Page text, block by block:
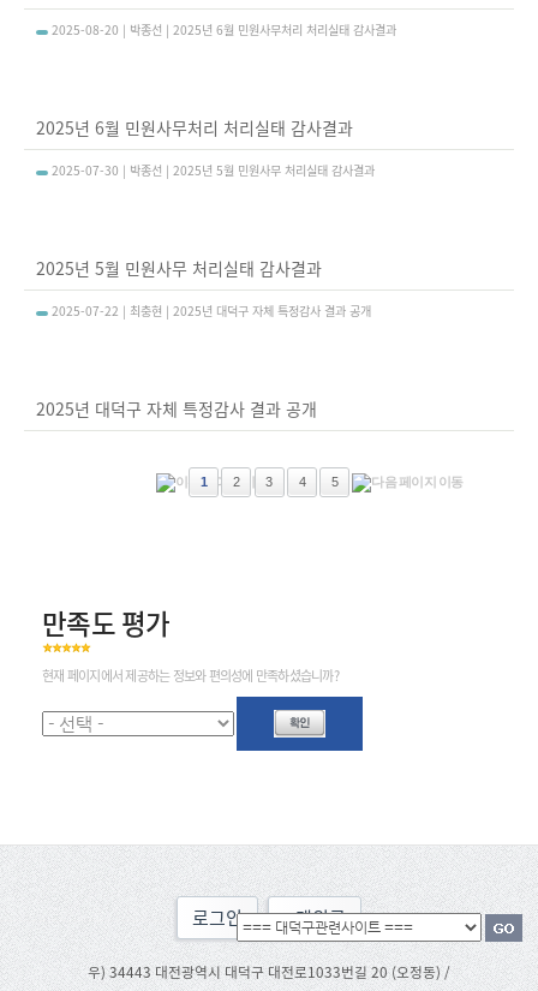
2025-08-20 | 박종선 | 2025년 6월 민원사무처리 처리실태 감사결과
2025년 6월 민원사무처리 처리실태 감사결과
2025-07-30 | 박종선 | 2025년 5월 민원사무 처리실태 감사결과
2025년 5월 민원사무 처리실태 감사결과
2025-07-22 | 최충현 | 2025년 대덕구 자체 특정감사 결과 공개
2025년 대덕구 자체 특정감사 결과 공개
1 2 3 4 5
만족도 평가
현재 페이지에서 제공하는 정보와 편의성에 만족하셨습니까?
로그인 맨위로
우) 34443 대전광역시 대덕구 대전로1033번길 20 (오정동) /